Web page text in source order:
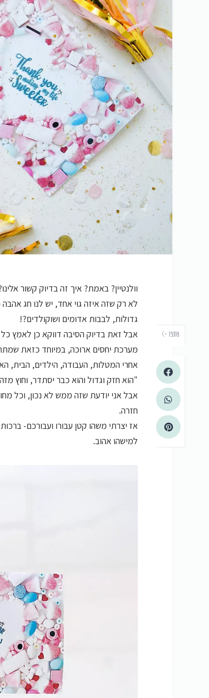
שתפו -›
וולנטיין? באמת? איך זה בדיוק קשור
לא רק שזה איזה גוי אחד, יש לנו חג
גדולות, לבבות אדומים ושוקולדים?!
אבל זאת בדיוק הסיבה דווקא כן לאמץ
מערכת יחסים ארוכה, במיוחד כזאת
אחרי המטלות, העבודה, הילדים, הבית,
"הוא חזק וגדול והוא כבר יסתדר, וחוץ
אבל אני יודעת שזה ממש לא נכון, וכל
חזרה.
אז יצרתי משהו קטן עבורו ועבורכם-
למישהו אהוב.